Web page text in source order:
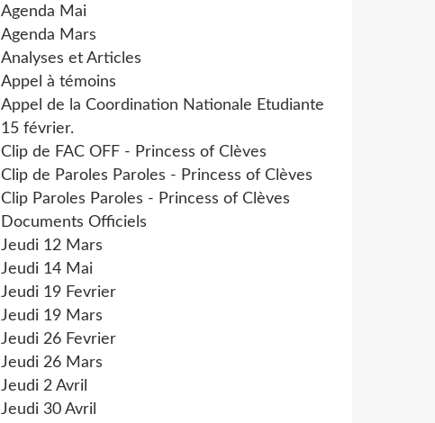
Agenda Mai
Agenda Mars
Analyses et Articles
Appel à témoins
Appel de la Coordination Nationale Etudiante
15 février.
Clip de FAC OFF - Princess of Clèves
Clip de Paroles Paroles - Princess of Clèves
Clip Paroles Paroles - Princess of Clèves
Documents Officiels
Jeudi 12 Mars
Jeudi 14 Mai
Jeudi 19 Fevrier
Jeudi 19 Mars
Jeudi 26 Fevrier
Jeudi 26 Mars
Jeudi 2 Avril
Jeudi 30 Avril